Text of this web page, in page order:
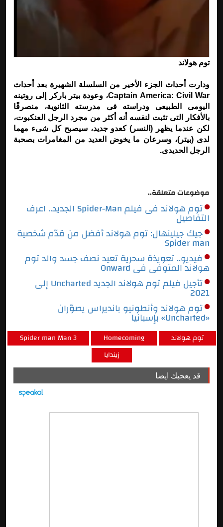
توم هولاند
ودارت أحداث الجزء الأخير من السلسلة الشهيرة بعد أحداث
Captain America: Civil War، وعودة بيتر باركر إلى روتينه
اليومى الطبيعى ودراسته فى مدرسته الثانوية، منصرفًا
بالأفكار التى تثبت لنفسه أنه أكثر من مجرد الرجل العنكبوت،
لكن عندما يظهر (النسر) كعدو جديد، سيصبح كل شىء مهما
لدى (بيتر)، وسرعان ما يخوض العديد من المغامرات بصحبة
الرجل الحديدى.
موضوعات متعلقة..
توم هولاند فى فيلم Spider-Man الجديد.. اعرف
التفاصيل
جيك جيلينهال: توم هولاند أفضل من قدّم شخصية
Spider man
فيديو.. تعويذة سحرية تعيد نصف جسد والد توم
هولاند المتوفى فى Onward
تأجيل فيلم توم هولاند الجديد Uncharted إلى
2021
توم هولاند وأنطونيو بانديراس يصوّران
«Uncharted» بإسبانيا
Spider man Man 3 Homecoming
توم هولاند
زيندايا
قد يعجبك ايضا